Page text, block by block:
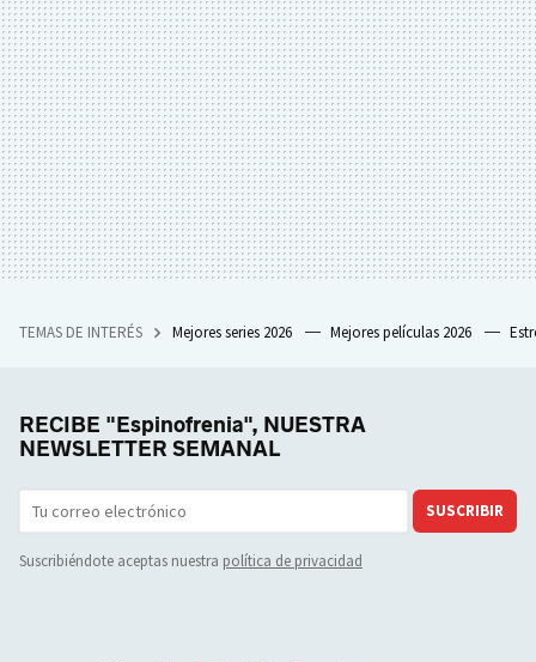
TEMAS DE INTERÉS Mejores series 2026 Mejores películas 2026
RECIBE "Espinofrenia", NUESTRA
NEWSLETTER SEMANAL
SUSCRIBIR
Suscribiéndote aceptas nuestra política de privacidad